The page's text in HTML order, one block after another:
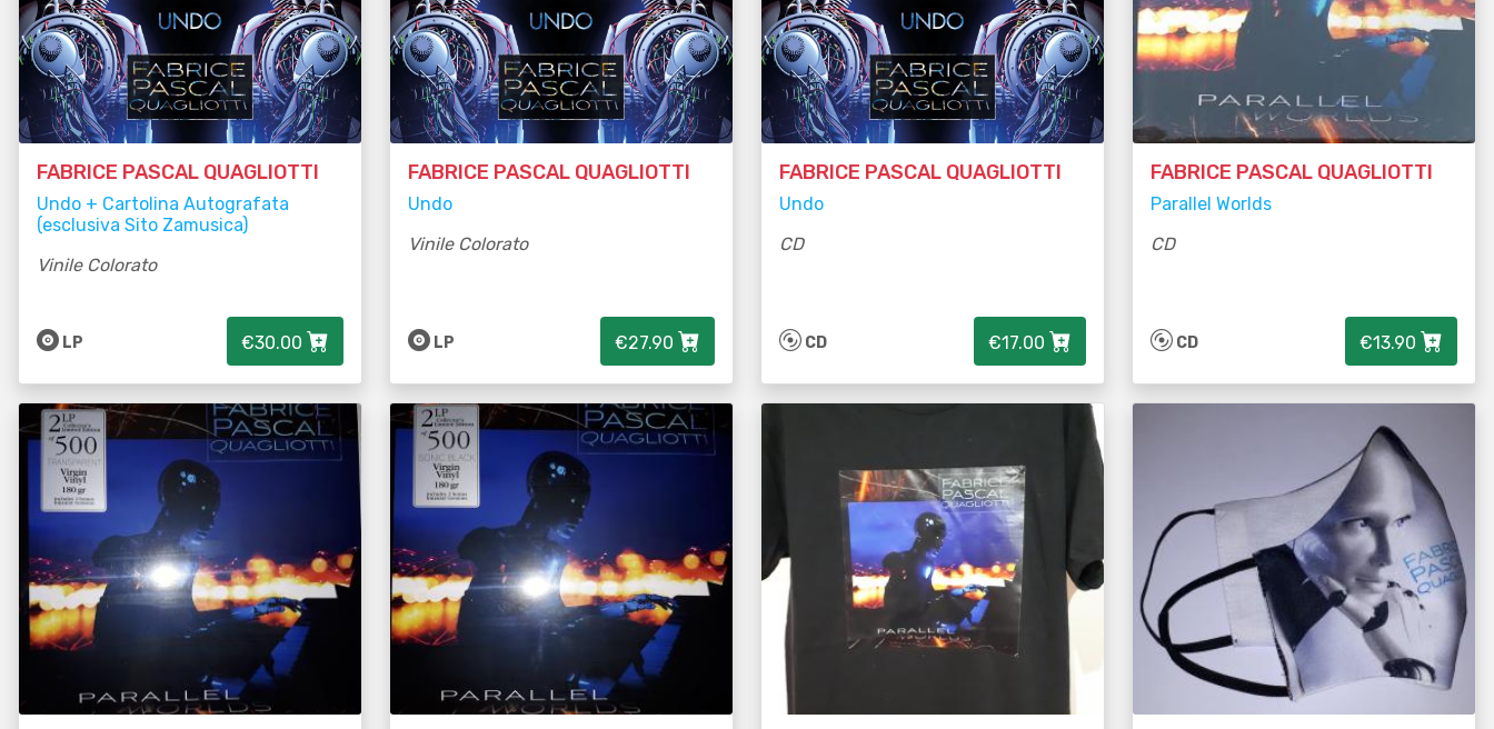
FABRICE PASCAL QUAGLIOTTI
Undo + Cartolina Autografata
(esclusiva Sito Zamusica)
Vinile Colorato
LP €30.00
FABRICE PASCAL QUAGLIOTTI
Undo
Vinile Colorato
LP €27.90
FABRICE PASCAL QUAGLIOTTI
Undo
CD
CD €17.00
FABRICE PASCAL QUAGLIOTTI
Parallel Worlds
CD
CD €13.90